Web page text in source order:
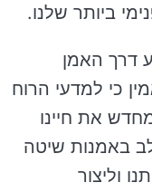
ביותר שלנו.
דרך האמן
כי למדעי הרוח
את חיינו
באמנות שיטה
וליצור